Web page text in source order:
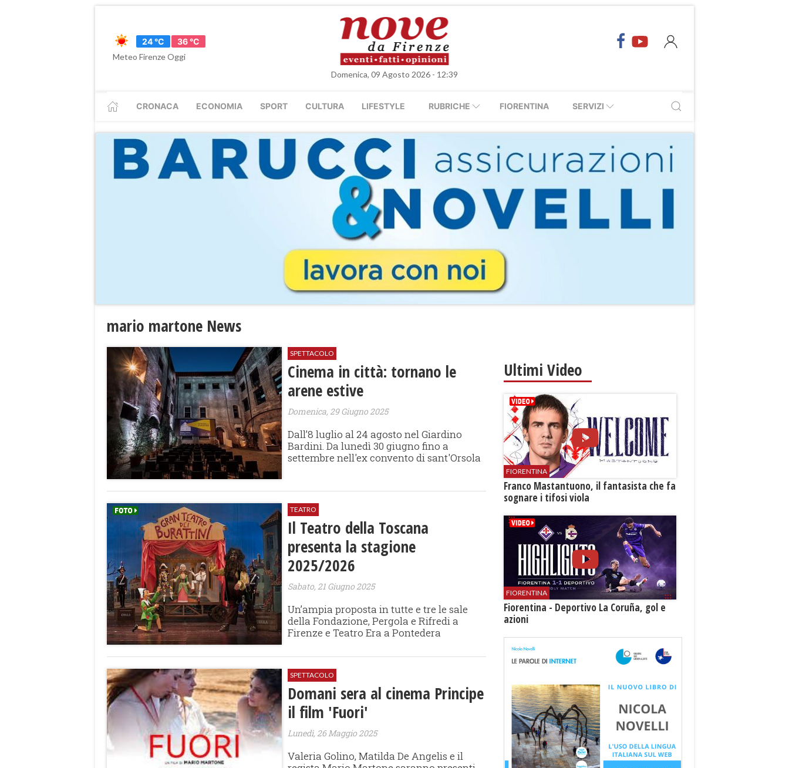
24 °C
36 °C
Meteo Firenze Oggi
Domenica, 09 Agosto 2026 - 12:39
CRONACA ECONOMIA SPORT CULTURA LIFESTYLE RUBRICHE FIORENTINA SERVIZI
mario martone News
SPETTACOLO
Cinema in città: tornano le
arene estive
Domenica, 29 Giugno 2025
Dall’8 luglio al 24 agosto nel Giardino
Bardini. Da lunedì 30 giugno fino a
settembre nell'ex convento di sant'Orsola
TEATRO
Il Teatro della Toscana
presenta la stagione
2025/2026
Sabato, 21 Giugno 2025
Un’ampia proposta in tutte e tre le sale
della Fondazione, Pergola e Rifredi a
Firenze e Teatro Era a Pontedera
SPETTACOLO
​Domani sera al cinema Principe
il film 'Fuori'
Lunedì, 26 Maggio 2025
Valeria Golino, Matilda De Angelis e il
Ultimi Video
FIORENTINA
Franco Mastantuono, il fantasista che fa
sognare i tifosi viola
FIORENTINA
Fiorentina - Deportivo La Coruña, gol e
azioni